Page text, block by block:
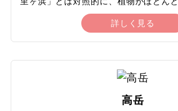
岩肌と火山灰で覆われた黒い砂浜が見
ます。溶岩の露出したダイナミックな
火で飛んできた「火山弾」と呼ばれる
しまったかのような、不思議な感覚が
遊歩道が整備されているので、観光客
に包まれながら、気軽に広大な砂の世
詳しく見る
高岳